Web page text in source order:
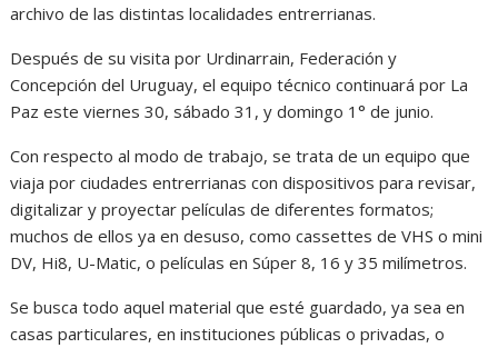
archivo de las distintas localidades entrerrianas.
Después de su visita por Urdinarrain, Federación y
Concepción del Uruguay, el equipo técnico continuará por La
Paz este viernes 30, sábado 31, y domingo 1° de junio.
Con respecto al modo de trabajo, se trata de un equipo que
viaja por ciudades entrerrianas con dispositivos para revisar,
digitalizar y proyectar películas de diferentes formatos;
muchos de ellos ya en desuso, como cassettes de VHS o mini
DV, Hi8, U-Matic, o películas en Súper 8, 16 y 35 milímetros.
Se busca todo aquel material que esté guardado, ya sea en
casas particulares, en instituciones públicas o privadas, o